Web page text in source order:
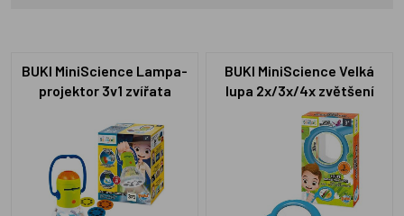
BUKI MiniScience Lampa-
projektor 3v1 zvířata
BUKI MiniScience Velká
lupa 2x/3x/4x zvětšení